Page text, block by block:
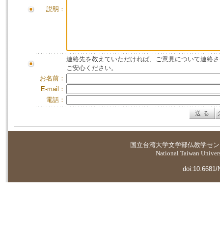
説明：
連絡先を教えていただければ、ご意見について連絡
ご安心ください。
お名前：
E-mail：
電話：
国立台湾大学文学部仏教学セ
National Taiwan
doi:10.6681/